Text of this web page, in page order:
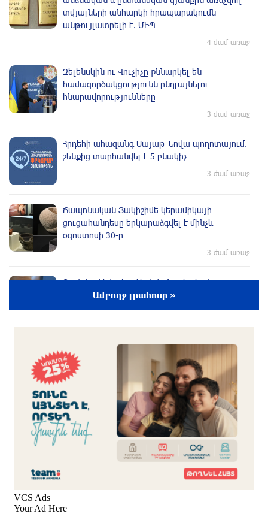
տվյալների անհարկի հրապարակումն
անթույլատրելի է. ՄԻՊ
4 ժամ առաջ
Զելենսկին ու Վուչիչը քննարկել են
համագործակցությունն ընդլայնելու
հնարավորությունները
3 ժամ առաջ
Հրդեհի ահազանգ Սայաթ-Նովա պողոտայում.
շենքից տարհանվել է 5 բնակիչ
3 ժամ առաջ
Ճապոնական Յակիշիմե կերամիկայի
ցուցահանդեսը երկարաձգվել է մինչև
օգոստոսի 30-ը
3 ժամ առաջ
Որոնվում է նախաձեռնված քրեական
վարույթի շրջանակներում
3 ժամ առաջ
Փաշինյանն ու Թրամփը հեռախոսազրույց են
ունեցել
2 ժամ առաջ
Սիցիլիայի օդանավակայանը փակվել է Էթնա
հրաբխի ժայթքման պատճառով
2 ժամ առաջ
գերազանցել է թույլատրելի սահմանը
Ամբողջ լրահոսը »